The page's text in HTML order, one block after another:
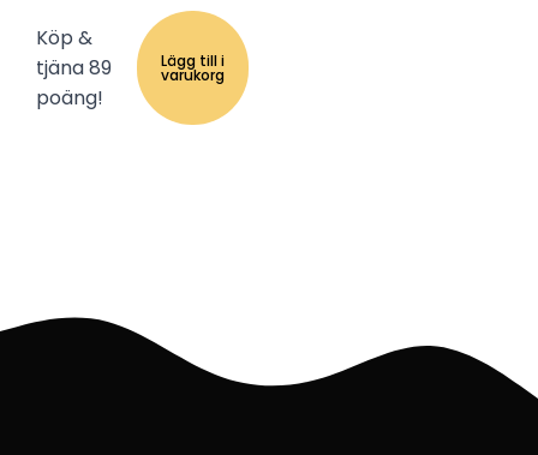
Köp &
tjäna 89
poäng!
Lägg till i
varukorg